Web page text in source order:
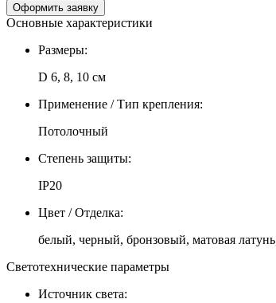
Оформить заявку
Основные характеристики
Размеры:
D 6, 8, 10 см
Применение / Тип крепления:
Потолочный
Степень защиты:
IP20
Цвет / Отделка:
белый, черный, бронзовый, матовая
Светотехнические параметры
Источник света: